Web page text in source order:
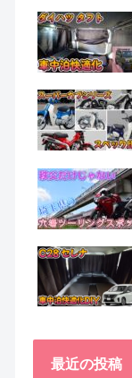
最近の投稿